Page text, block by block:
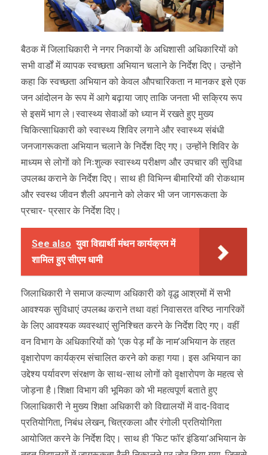
बैठक में जिलाधिकारी ने नगर निकायों के अधिशासी अधिकारियों को
सभी वार्डों में व्यापक स्वच्छता अभियान चलाने के निर्देश दिए। उन्होंने
कहा कि स्वच्छता अभियान को केवल औपचारिकता न मानकर इसे एक
जन आंदोलन के रूप में आगे बढ़ाया जाए ताकि जनता भी सक्रिय रूप
से इसमें भाग ले।स्वास्थ्य सेवाओं को ध्यान में रखते हुए मुख्य
चिकित्साधिकारी को स्वास्थ्य शिविर लगाने और स्वास्थ्य संबंधी
जनजागरूकता अभियान चलाने के निर्देश दिए गए। उन्होंने शिविर के
माध्यम से लोगों को निःशुल्क स्वास्थ्य परीक्षण और उपचार की सुविधा
उपलब्ध कराने के निर्देश दिए। साथ ही विभिन्न बीमारियों की रोकथाम
और स्वस्थ जीवन शैली अपनाने को लेकर भी जन जागरूकता के
प्रचार- प्रसार के निर्देश दिए।
See also युवा विद्यार्थी मंथन कार्यक्रम में
शामिल हुए सीएम धामी
जिलाधिकारी ने समाज कल्याण अधिकारी को वृद्ध आश्रमों में सभी
आवश्यक सुविधाएं उपलब्ध कराने तथा वहां निवासरत वरिष्ठ नागरिकों
के लिए आवश्यक व्यवस्थाएं सुनिश्चित करने के निर्देश दिए गए। वहीं
वन विभाग के अधिकारियों को ‘एक पेड़ माँ के नाम’अभियान के तहत
वृक्षारोपण कार्यक्रम संचालित करने को कहा गया। इस अभियान का
उद्देश्य पर्यावरण संरक्षण के साथ-साथ लोगों को वृक्षारोपण के महत्व से
जोड़ना है।शिक्षा विभाग की भूमिका को भी महत्वपूर्ण बताते हुए
जिलाधिकारी ने मुख्य शिक्षा अधिकारी को विद्यालयों में वाद-विवाद
प्रतियोगिता, निबंध लेखन, चित्रकला और रंगोली प्रतियोगिता
आयोजित करने के निर्देश दिए। साथ ही ‘फिट फॉर इंडिया’अभियान के